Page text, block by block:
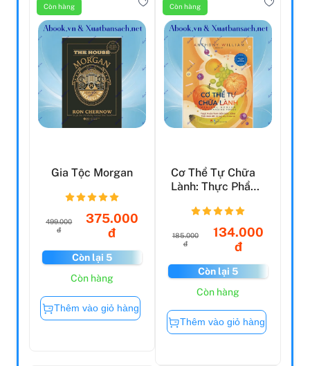
Còn hàng
Gia Tộc Morgan
499.000
đ
375.000
đ
Còn lại 5
Còn hàng
Thêm vào giỏ hàng
Còn hàng
Cơ Thể Tự Chữa
Lành: Thực Phẩm
Sống
185.000
đ
134.000
đ
Còn lại 5
Còn hàng
Thêm vào giỏ hàng